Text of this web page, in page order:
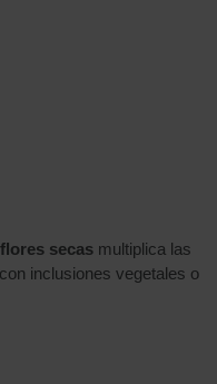
secas multiplica las
inclusiones vegetales o